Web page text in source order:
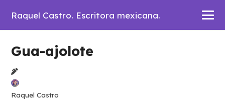
Raquel Castro. Escritora mexicana.
Gua-ajolote
Raquel Castro